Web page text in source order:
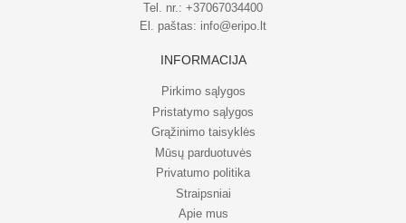
Tel. nr.: +37067034400
El. paštas: info@eripo.lt
INFORMACIJA
Pirkimo sąlygos
Pristatymo sąlygos
Grąžinimo taisyklės
Mūsų parduotuvės
Privatumo politika
Straipsniai
Apie mus